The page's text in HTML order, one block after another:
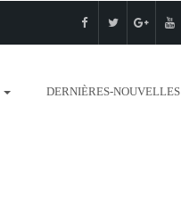
DERNIÈRES-NOUVELLES